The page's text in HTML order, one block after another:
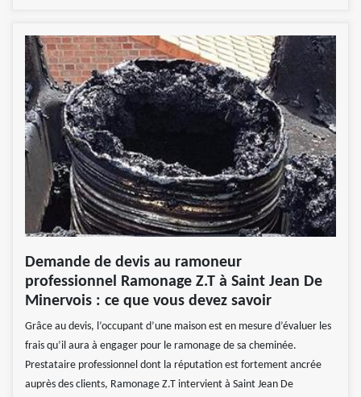
Demande de devis au ramoneur
professionnel Ramonage Z.T à Saint Jean De
Minervois : ce que vous devez savoir
Grâce au devis, l’occupant d’une maison est en mesure d’évaluer les
frais qu’il aura à engager pour le ramonage de sa cheminée.
Prestataire professionnel dont la réputation est fortement ancrée
auprès des clients, Ramonage Z.T intervient à Saint Jean De